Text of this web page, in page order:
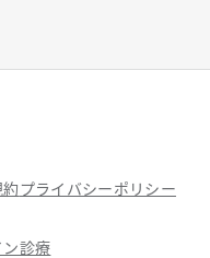
プライバシーポリシー
診療